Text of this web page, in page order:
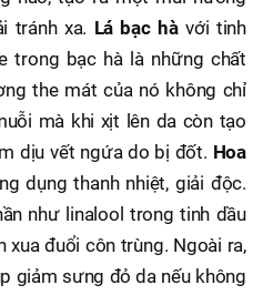
tránh xa. Lá bạc hàvới tinh
trong bạc hà là những chất
the mát của nó không chỉ
mà khi xịt lên da còn tạo
dịu vết ngứa do bị đốt. Hoa
dụng thanh nhiệt, giải độc.
như linalool trong tinh dầu
xua đuổi côn trùng. Ngoài ra,
giảm sưng đỏ da nếu không